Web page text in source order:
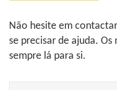
Não hesite em
se precisar de ajuda. Os
sempre lá para si.